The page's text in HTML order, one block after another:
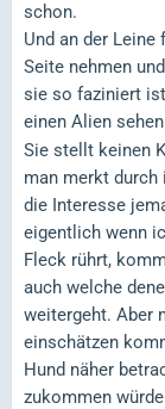
schon.
Und an der
Seite nehmen
sie so faziniert
einen Alien sehen
Sie stellt keinen
man merkt durch
die Interesse
eigentlich wenn
Fleck rührt,
auch welche
weitergeht. Aber
einschätzen
Hund näher
zukommen